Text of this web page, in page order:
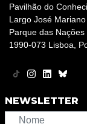
Pavilhão do
Largo José Mariano
Parque das Nações
1990-073 Lisboa,
NEWSLETTER